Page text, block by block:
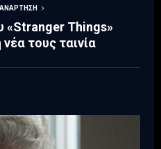
«Stranger Things»
τους ταινία